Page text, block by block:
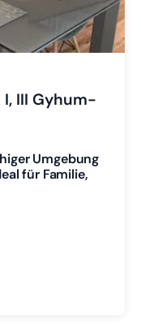
1 wechseln
2 wechseln
wechseln
III Gyhum-
Umgebung
für Familie,